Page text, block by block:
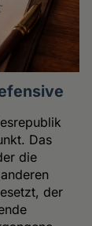
Das
die
der